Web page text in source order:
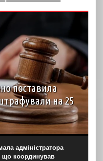
поставила
на 25
вирішив стягнути
ДП Міністерства
24,88 млн грн за
це свідчить рішення
адміністратора
що координував